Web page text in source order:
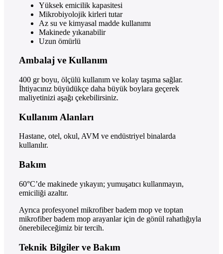
Yüksek emicilik kapasitesi
Mikrobiyolojik kirleri tutar
Az su ve kimyasal madde kullanımı
Makinede yıkanabilir
Uzun ömürlü
Ambalaj ve Kullanım
400 gr boyu, ölçülü kullanım ve kolay taşıma sağlar.
İhtiyacınız büyüdükçe daha büyük boylara geçerek
maliyetinizi aşağı çekebilirsiniz.
Kullanım Alanları
Hastane, otel, okul, AVM ve endüstriyel binalarda
kullanılır.
Bakım
60°C’de makinede yıkayın; yumuşatıcı kullanmayın,
emiciliği azaltır.
Ayrıca profesyonel mikrofiber badem mop ve toptan
mikrofiber badem mop arayanlar için de gönül rahatlığıyla
önerebileceğimiz bir tercih.
Teknik Bilgiler ve Bakım